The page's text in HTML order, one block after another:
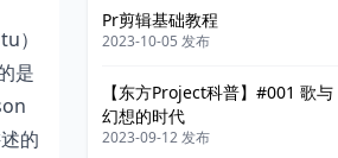
）
是
的
Pr剪辑基础教程
2023-10-05 发布
【东方Project科普】#001 歌与
幻想的时代
2023-09-12 发布